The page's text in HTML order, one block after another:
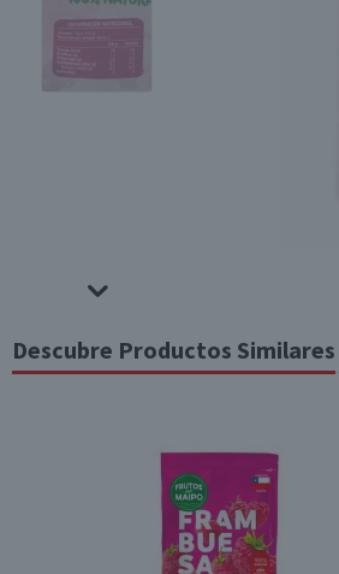
Descubre Productos Similares